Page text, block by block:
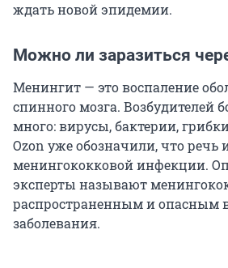
ждать новой эпидемии.
Можно ли заразиться
Менингит — это воспаление
спинного мозга. Возбудителей
много: вирусы, бактерии,
Ozon уже обозначили, что речь
менингококковой инфекции.
эксперты называют
распространенным и опасным
заболевания.